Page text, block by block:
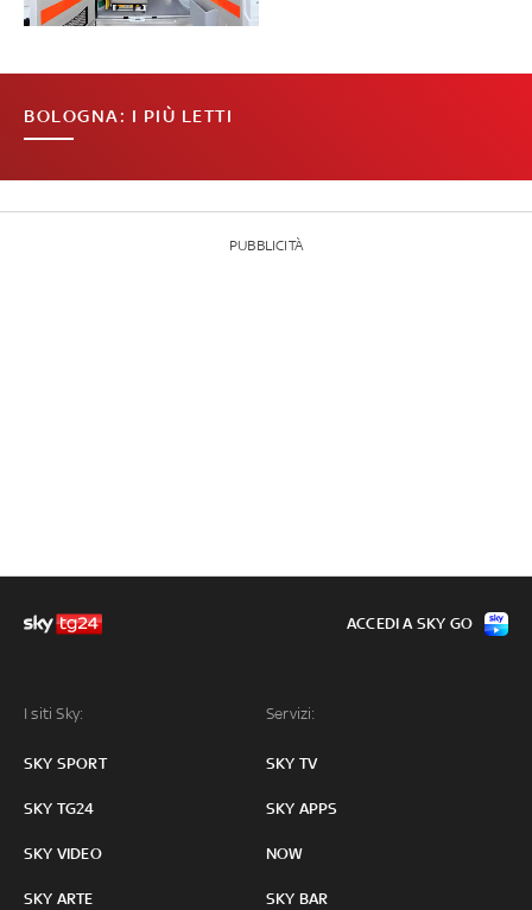
BOLOGNA: I PIÙ LETTI
PUBBLICITÀ
I siti Sky:
SKY SPORT
SKY TG24
SKY VIDEO
SKY ARTE
Servizi:
SKY TV
SKY APPS
NOW
SKY BAR
ACCEDI A SKY GO